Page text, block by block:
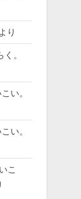
より
。
い。
い。
こ